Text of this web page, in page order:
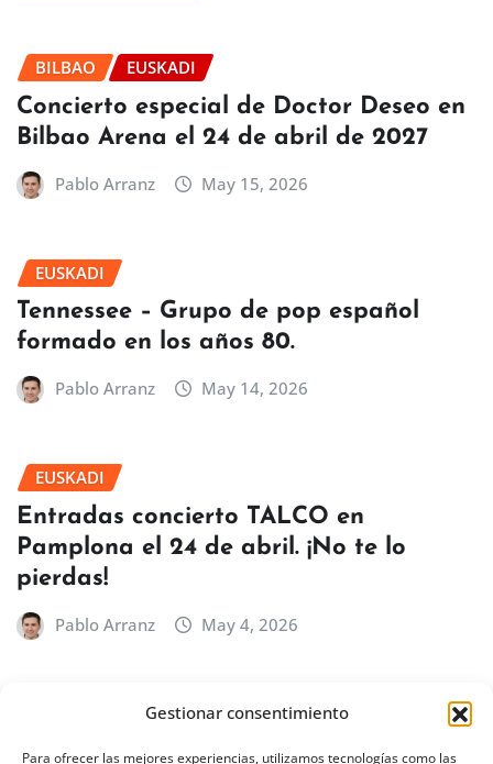
Gestionar consentimiento
Para ofrecer las mejores experiencias, utilizamos tecnologías como las
BILBAO EUSKADI
Concierto especial de Doctor Deseo en
Bilbao Arena el 24 de abril de 2027
Pablo Arranz May 15, 2026
EUSKADI
Tennessee – Grupo de pop español
formado en los años 80.
Pablo Arranz May 14, 2026
EUSKADI
Entradas concierto TALCO en
Pamplona el 24 de abril. ¡No te lo
pierdas!
Pablo Arranz May 4, 2026
EUSKADI
Concierto de Íñigo Quintero en Bilbao